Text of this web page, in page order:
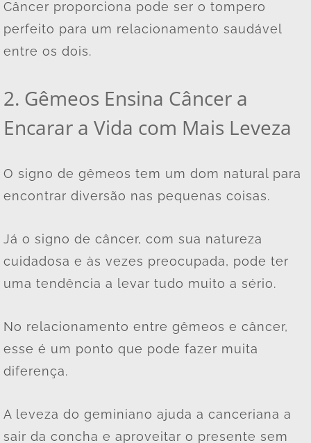
Câncer proporciona pode ser o tompero
perfeito para um relacionamento saudável
entre os dois.
2. Gêmeos Ensina Câncer a
Encarar a Vida com Mais Leveza
O signo de gêmeos tem um dom natural para
encontrar diversão nas pequenas coisas.
Já o signo de câncer, com sua natureza
cuidadosa e às vezes preocupada, pode ter
uma tendência a levar tudo muito a sério.
No relacionamento entre gêmeos e câncer,
esse é um ponto que pode fazer muita
diferença.
A leveza do geminiano ajuda a canceriana a
sair da concha e aproveitar o presente sem